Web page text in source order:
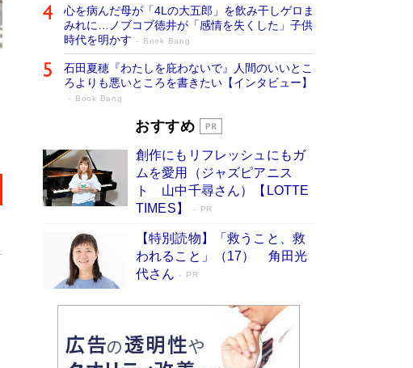
心を病んだ母が「4Lの大五郎」を飲み干しゲロま
みれに…ノブコブ徳井が「感情を失くした」子供
時代を明かす
Book Bang
石田夏穂『わたしを庇わないで』人間のいいとこ
ろよりも悪いところを書きたい【インタビュー】
Book Bang
「叱って伸びるやつは、褒めたらもっと伸
た“人を育てるコツ”…芸への考え方を明か
す
Book Bang
「『火垂るの墓』は、大嘘である」原作者が抱き
続けた“自責の念”とは…「自己憐憫は描きたくな
い」監督が徹底的にこだわったこと（後編） #
戦争の記憶
Book Bang
美輪明宏 晩年の回答を集めた『ほほえんで生き
るための人生相談』がランクイン［エンターテイ
メントベストセラー］
Book Bang
「宇宙兄弟」最終46巻がベストセラー1位 宇宙
開発への関心を押し上げた18年の物語に幕 特装
版には「宇宙で描かれたマンガ」も収録
おすすめ
創作にもリフレッシュにもガ
ムを愛用（ジャズピアニス
ト 山中千尋さん）【LOTTE
TIMES】
PR
【特別読物】「救うこと、救
われること」（17） 角田光
代さん
PR